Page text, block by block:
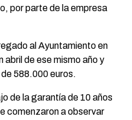
por parte de la empresa
al Ayuntamiento en
abril de ese mismo año y
588.000 euros.
de la garantía de 10 años
comenzaron a observar